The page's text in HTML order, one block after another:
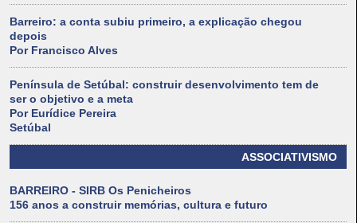
Barreiro: a conta subiu primeiro, a explicação chegou
depois
Por Francisco Alves
Península de Setúbal: construir desenvolvimento tem de
ser o objetivo e a meta
Por Eurídice Pereira
Setúbal
ASSOCIATIVISMO
BARREIRO - SIRB Os Penicheiros
156 anos a construir memórias, cultura e futuro